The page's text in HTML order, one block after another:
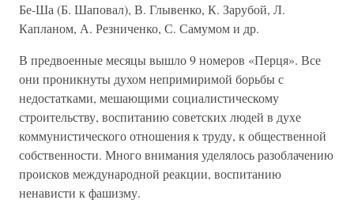
Бе-Ша (Б. Шаповал), В. Глывенко, К. Зарубой, Л.
Капланом, А. Резниченко, С. Самумом и др.
В предвоенные месяцы вышло 9 номеров «Перця». Все
они проникнуты духом непримиримой борьбы с
недостатками, мешающими социалистическому
строительству, воспитанию советских людей в духе
коммунистического отношения к труду, к общественной
собственности. Много внимания уделялось разоблачению
происков международной реакции, воспитанию
ненависти к фашизму.